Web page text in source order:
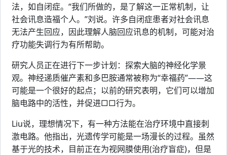
法，如自闭症。“我们所做的，是了解这一正常机制，让
社会讯息造福个人。”刘说。许多自闭症患者对社会讯息
无法产生回应，因此理解人脑回应讯息的机制，可能对治
疗功能失调行为有所帮助。
研究人员正在进行下一步计划：探索大脑的神经化学景
观。神经递质催产素和多巴胺通常被称为“幸福药”——这
可能是一个很好的起点；以前的研究表明，它们可以增加
脑电路中的活性，并促进□□行为。
Liu说，理想情况下，有一种方法能在治疗环境中直接刺
激电路。他指出，光遗传学可能是一场漫长的过程。虽然
基于光的技术，目前正在为视网膜使用(治疗盲症)，但是